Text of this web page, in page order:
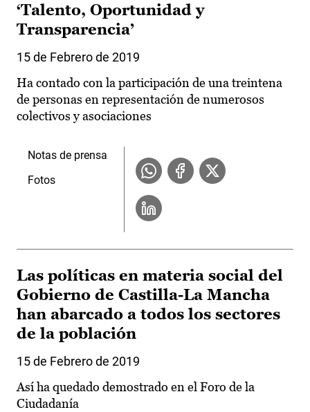
‘Talento, Oportunidad y
Transparencia’
15 de Febrero de 2019
Ha contado con la participación de una treintena
de personas en representación de numerosos
colectivos y asociaciones
Notas de prensa
Fotos
Las políticas en materia social del
Gobierno de Castilla-La Mancha
han abarcado a todos los sectores
de la población
15 de Febrero de 2019
Así ha quedado demostrado en el Foro de la
Ciudadanía